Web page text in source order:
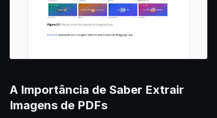
A Importância de Saber Extrair
Imagens de PDFs